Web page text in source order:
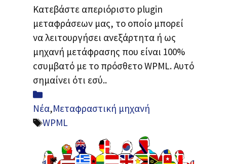
Κατεβάστε απεριόριστο plugin
μεταφράσεων μας, το οποίο μπορεί
να λειτουργήσει ανεξάρτητα ή ως
μηχανή μετάφρασης που είναι 100%
cσυμβατό με το πρόσθετο WPML. Αυτό
σημαίνει ότι εσύ..
Κατηγορίες
Νέα,Μεταφραστική μηχανή
Ετικέτες
WPML